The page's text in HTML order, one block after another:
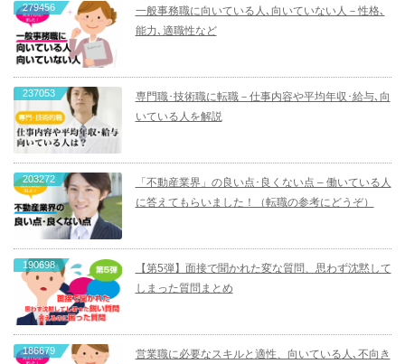
279456
一般事務職に向いている人､向いていない人－性格､
能力､適職性など
237053
専門職･技術職に転職－仕事内容や平均年収･給与､向
いている人を解説
203272
「不動産業界」の良い点･良くない点 – 働いている人
に答えてもらいました！（転職の参考にどうぞ）
190698
【第5弾】面接で聞かれた変な質問、思わず沈黙して
しまった質問まとめ
186679
営業職に必要なスキルと適性、向いている人､不向き